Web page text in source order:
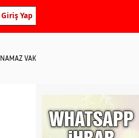
Giriş Yap
NAMAZ VAKİTLERİ